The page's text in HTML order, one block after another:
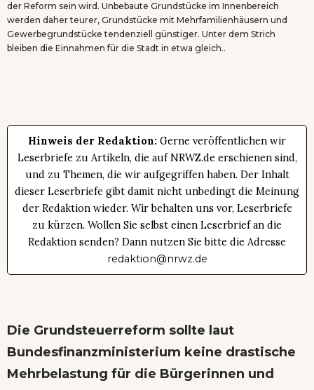
der Reform sein wird. Unbebaute Grundstücke im Innenbereich
werden daher teurer, Grundstücke mit Mehrfamilienhäusern und
Gewerbegrundstücke tendenziell günstiger. Unter dem Strich
bleiben die Einnahmen für die Stadt in etwa gleich..
Hinweis der Redaktion: Gerne veröffentlichen wir
Leserbriefe zu Artikeln, die auf NRWZ.de erschienen sind,
und zu Themen, die wir aufgegriffen haben. Der Inhalt
dieser Leserbriefe gibt damit nicht unbedingt die Meinung
der Redaktion wieder. Wir behalten uns vor, Leserbriefe
zu kürzen. Wollen Sie selbst einen Leserbrief an die
Redaktion senden? Dann nutzen Sie bitte die Adresse
redaktion@nrwz.de
Die Grundsteuerreform sollte laut
Bundesfinanzministerium keine drastische
Mehrbelastung für die Bürgerinnen und